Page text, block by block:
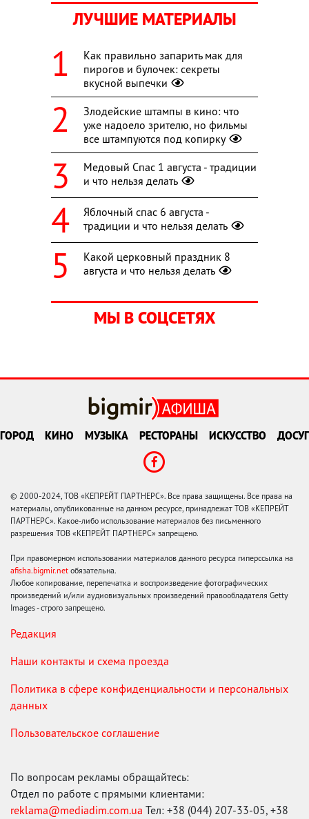
ЛУЧШИЕ МАТЕРИАЛЫ
Как правильно запарить мак для
пирогов и булочек: секреты
вкусной выпечки
Злодейские штампы в кино: что
уже надоело зрителю, но фильмы
все штампуются под копирку
Медовый Спас 1 августа - традиции
и что нельзя делать
Яблочный спас 6 августа -
традиции и что нельзя делать
Какой церковный праздник 8
августа и что нельзя делать
МЫ В СОЦСЕТЯХ
ГОРОД КИНО МУЗЫКА РЕСТОРАНЫ ИСКУССТВО ДОСУГ
© 2000-2024, ТОВ «КЕПРЕЙТ ПАРТНЕРС». Все права защищены. Все права на
материалы, опубликованные на данном ресурсе, принадлежат ТОВ «КЕПРЕЙТ
ПАРТНЕРС». Какое-либо использование материалов без письменного
разрешения ТОВ «КЕПРЕЙТ ПАРТНЕРС» запрещено.
При правомерном использовании материалов данного ресурса гиперссылка на
afisha.bigmir.net обязательна.
Любое копирование, перепечатка и воспроизведение фотографических
произведений и/или аудиовизуальных произведений правообладателя Getty
Images - строго запрещено.
Редакция
Наши контакты и схема проезда
Политика в сфере конфиденциальности и персональных
данных
Пользовательское соглашение
По вопросам рекламы обращайтесь:
Отдел по работе с прямыми клиентами:
reklama@mediadim.com.ua Тел: +38 (044) 207-33-05, +38